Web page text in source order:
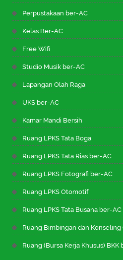
Perpustakaan ber-AC
Kelas Ber-AC
Free Wifi
Studio Musik ber-AC
Lapangan Olah Raga
UKS ber-AC
Kamar Mandi Bersih
Ruang LPKS Tata Boga
Ruang LPKS Tata Rias ber-AC
Ruang LPKS Fotografi ber-AC
Ruang LPKS Otomotif
Ruang LPKS Tata Busana ber-AC
Ruang Bimbingan dan Konseling
Ruang (Bursa Kerja Khusus) BKK